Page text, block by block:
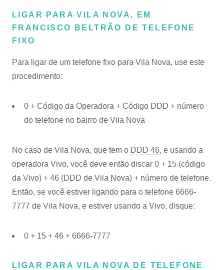
LIGAR PARA VILA NOVA, EM
FRANCISCO BELTRÃO DE TELEFONE
FIXO
Para ligar de um telefone fixo para Vila Nova, use este
procedimento:
0 + Código da Operadora + Código DDD + número
do telefone no bairro de Vila Nova
No caso de Vila Nova, que tem o DDD 46, e usando a
operadora Vivo, você deve então discar 0 + 15 (código
da Vivo) + 46 (DDD de Vila Nova) + número de telefone.
Então, se você estiver ligando para o telefone 6666-
7777 de Vila Nova, e estiver usando a Vivo, disque:
0 + 15 + 46 + 6666-7777
LIGAR PARA VILA NOVA DE TELEFONE